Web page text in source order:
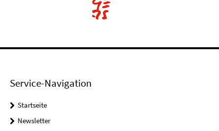
Service-Navigation
Startseite
Newsletter